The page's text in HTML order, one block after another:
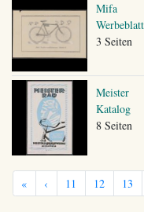
Mifa
Werbeblatt
3 Seiten
Meister
Katalog
8 Seiten
« ‹ 11 12 13